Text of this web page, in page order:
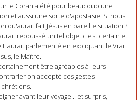
le Coran a été pour beaucoup une
et aussi une sorte d'apostasie. Si nous
qu'aurait fait Jésus en pareille situation ?
repoussé un tel objet c'est certain et
aurait parlementé en expliquant le Vrai
le Maître.
être agréables à leurs
on accepté ces gestes
avant leur voyage... et surpris,